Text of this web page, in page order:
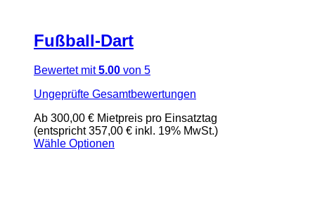
Fußball-Dart
Bewertet mit5.00 von 5
Ungeprüfte Gesamtbewertungen
Ab 300,00 € Mietpreis pro Einsatztag
(entspricht 357,00 € inkl. 19% MwSt.)
Wähle Optionen